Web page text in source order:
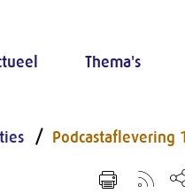
Thema's
Podcastaflevering 1